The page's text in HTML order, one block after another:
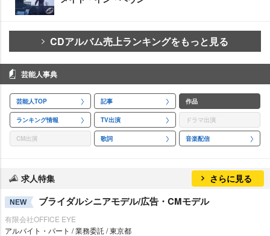
CDアルバム売上ランキングをもっと見る
芸能人事典
芸能人TOP 記事 作品
ランキング情報 TV出演 ドラマ出演
CM出演 歌詞 音楽配信
求人特集 さらに見る
NEW ブライダルシニアモデル/広告・CMモデル
有限会社OFFICE EYE
アルバイト・パート / 業務委託 / 東京都